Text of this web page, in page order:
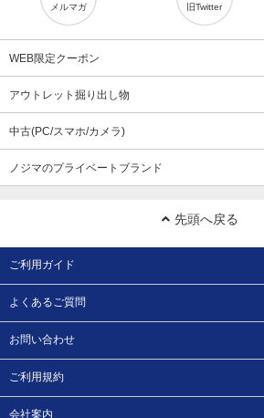
メルマガ 旧Twitter
WEB限定クーポン
アウトレット掘り出し物
中古(PC/スマホ/カメラ)
ノジマのプライベートブランド
先頭へ戻る
ご利用ガイド
よくあるご質問
お問い合わせ
ご利用規約
会社案内